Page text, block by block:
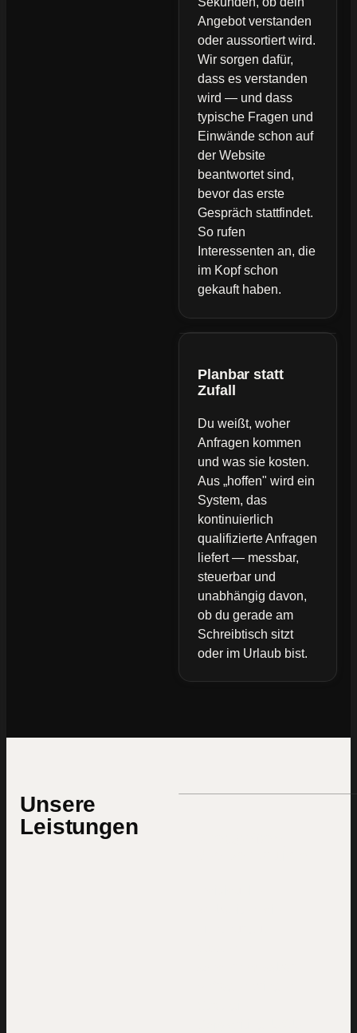
Angebot verstanden
oder aussortiert wird.
Wir sorgen dafür,
dass es verstanden
wird — und dass
typische Fragen und
Einwände schon auf
der Website
beantwortet sind,
bevor das erste
Gespräch stattfindet.
So rufen
Interessenten an, die
im Kopf schon
gekauft haben.
Planbar statt
Zufall
Du weißt, woher
Anfragen kommen
und was sie kosten.
Aus „hoffen" wird ein
System, das
kontinuierlich
qualifizierte Anfragen
liefert — messbar,
steuerbar und
unabhängig davon,
ob du gerade am
Schreibtisch sitzt
oder im Urlaub bist.
Unsere
Leistungen